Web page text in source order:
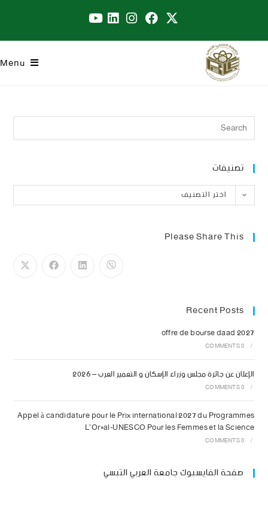
Menu
تصنيفات
اختر التصنيف
Please Share This
Recent Posts
offre de bourse daad 2027
/
0 COMMENTS
الإعلان عن جائزة مجلس وزراء الإسكان و التعمير العرب – 2026
/
0 COMMENTS
Appel à candidature pour le Prix international 2027 du Programmes
L’Oréal-UNESCO Pour les Femmes et la Science
/
0 COMMENTS
صفحة الفايسبوك جامعة العربي التبسي